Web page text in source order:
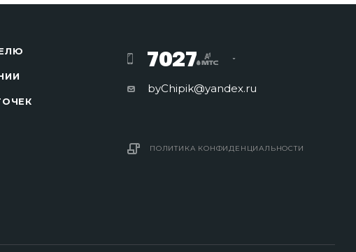
7027
byChipik@yandex.ru
ПОЛИТИКА КОНФИДЕНЦИАЛЬНОСТИ